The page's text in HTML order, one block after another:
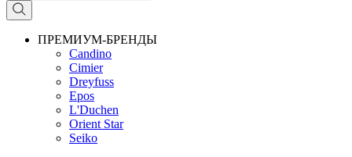
ПРЕМИУМ-БРЕНДЫ
Candino
Cimier
Dreyfuss
Epos
L'Duchen
Orient Star
Seiko